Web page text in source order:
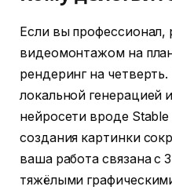
Если вы
видеомонтажом на
рендеринг на
локальной генерацией
нейросети вроде
создания картинки
ваша работа связана с
тяжёлыми